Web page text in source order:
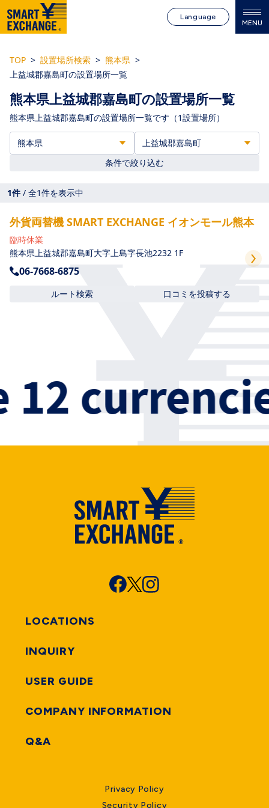
Language
MENU
TOP 設置場所検索
熊本県
上益城郡嘉島町の設置場所一覧
熊本県上益城郡嘉島町の設置場所一覧
熊本県上益城郡嘉島町の設置場所一覧です（1設置場所）
条件で絞り込む
1件 / 全1件を表示中
外貨両替機 SMART EXCHANGE イオンモール熊本
臨時休業
熊本県上益城郡嘉島町大字上島字長池2232 1F
06-7668-6875
ルート検索 口コミを投稿する
12
LOCATIONS
INQUIRY
USER GUIDE
COMPANY INFORMATION
Q&A
Privacy Policy
Security Policy